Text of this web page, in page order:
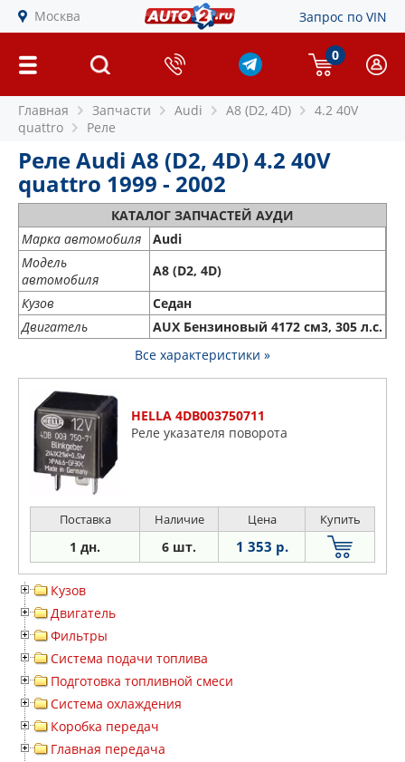
Москва Запрос по VIN
0
Главная Запчасти Audi A8 (D2, 4D)
4.2 40V
quattro
Реле
Реле Audi A8 (D2, 4D) 4.2 40V
quattro 1999 - 2002
КАТАЛОГ ЗАПЧАСТЕЙ АУДИ
Марка автомобиля
Audi
Модель
автомобиля
A8 (D2, 4D)
Кузов
Седан
Двигатель
AUX Бензиновый 4172 см3, 305 л.с.
Все характеристики »
HELLA 4DB003750711
Реле указателя поворота
Поставка Наличие Цена Купить
1 дн. 6 шт. 1 353 р.
Кузов
Двигатель
Фильтры
Система подачи топлива
Подготовка топливной смеси
Система охлаждения
Коробка передач
Главная передача